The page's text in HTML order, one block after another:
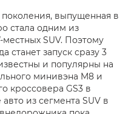
выпущенная в
стала одним из
SUV. Поэтому
станет запуск сразу 3
и популярны на
минивэна M8 и
кроссовера GS3 в
из сегмента SUV в